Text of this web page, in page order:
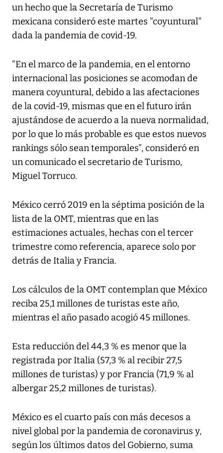
un hecho que la Secretaría de Turismo
mexicana consideró este martes "coyuntural"
dada la pandemia de covid-19.
"En el marco de la pandemia, en el entorno
internacional las posiciones se acomodan de
manera coyuntural, debido a las afectaciones
de la covid-19, mismas que en el futuro irán
ajustándose de acuerdo a la nueva normalidad,
por lo que lo más probable es que estos nuevos
rankings sólo sean temporales", consideró en
un comunicado el secretario de Turismo,
Miguel Torruco.
México cerró 2019 en la séptima posición de la
lista de la OMT, mientras que en las
estimaciones actuales, hechas con el tercer
trimestre como referencia, aparece solo por
detrás de Italia y Francia.
Los cálculos de la OMT contemplan que México
reciba 25,1 millones de turistas este año,
mientras el año pasado acogió 45 millones.
Esta reducción del 44,3 % es menor que la
registrada por Italia (57,3 % al recibir 27,5
millones de turistas) y por Francia (71,9 % al
albergar 25,2 millones de turistas).
México es el cuarto país con más decesos a
nivel global por la pandemia de coronavirus y,
según los últimos datos del Gobierno, suma